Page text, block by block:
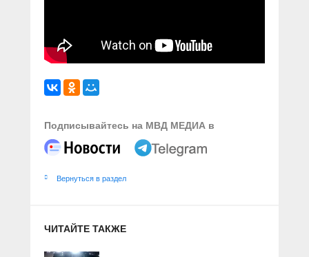
Подписывайтесь на МВД МЕДИА в
Вернуться в раздел
ЧИТАЙТЕ ТАКЖЕ